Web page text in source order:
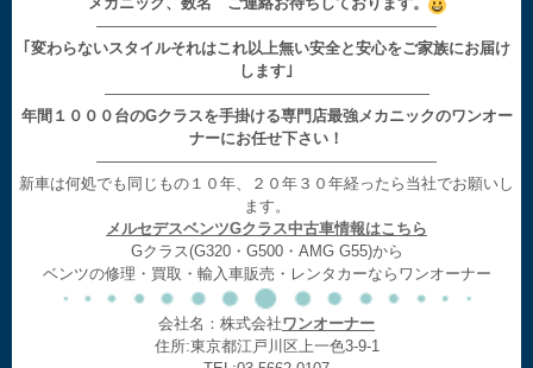
——————————————————————
｢変わらないスタイルそれはこれ以上無い安全と安心をご家族にお届け
します｣
—————————————————————
年間１０００台のGクラスを手掛ける専門店最強メカニックのワンオー
ナーにお任せ下さい！
——————————————————————
新車は何処でも同じもの１０年、２０年３０年経ったら当社でお願いし
ます。
メルセデスベンツGクラス中古車情報はこちら
Gクラス(G320・G500・AMG G55)から
ベンツの修理・買取・輸入車販売・レンタカーならワンオーナー
会社名：株式会社ワンオーナー
住所:東京都江戸川区上一色3-9-1